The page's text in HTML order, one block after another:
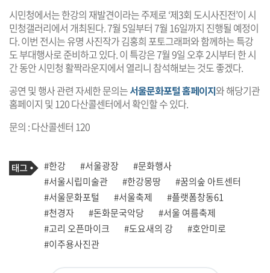
시민청에서는 한강의 재발견이라는 주제로 ‘제3회 도시사진전’이 시
민청갤러리에서 개최된다. 7월 5일부터 7월 16일까지 진행될 예정이
다. 이번 전시는 유명 사진작가 김홍희 포토그래퍼와 함께하는 특강
도 부대행사로 준비하고 있다. 이 특강은 7월 9일 오후 2시부터 한 시
간 동안 시민청 활짝라운지에서 열리니 참석해보는 것도 좋겠다.
공연 및 행사 관련 자세한 문의는서울문화포털 홈페이지와 해당기관
홈페이지 및 120 다산콜센터에서 확인할 수 있다.
문의 : 다산콜센터 120
기
사
관
련
태
그
태
그
#한강 #서울광장
#문화행사
#서울시립미술관
#한강몽땅
#꿈의숲 아트센터
#서울문화포털
#서울축제
#플랫폼창동61
#천경자
#돈화문국악당
#서울 여름축제
#고리 오픈마이크
#도요새의 강
#호안미로
#이주용사진관